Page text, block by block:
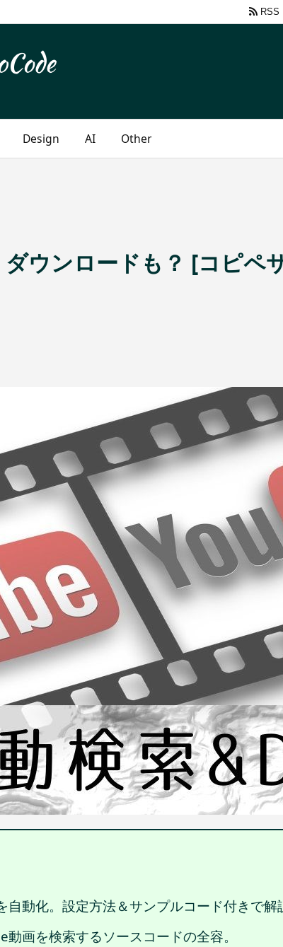
Design AI Other
RSS
ウンロードも？ [コピペ
動化。設定方法＆サンプルコード付きで解
画を検索するソースコードの全容。